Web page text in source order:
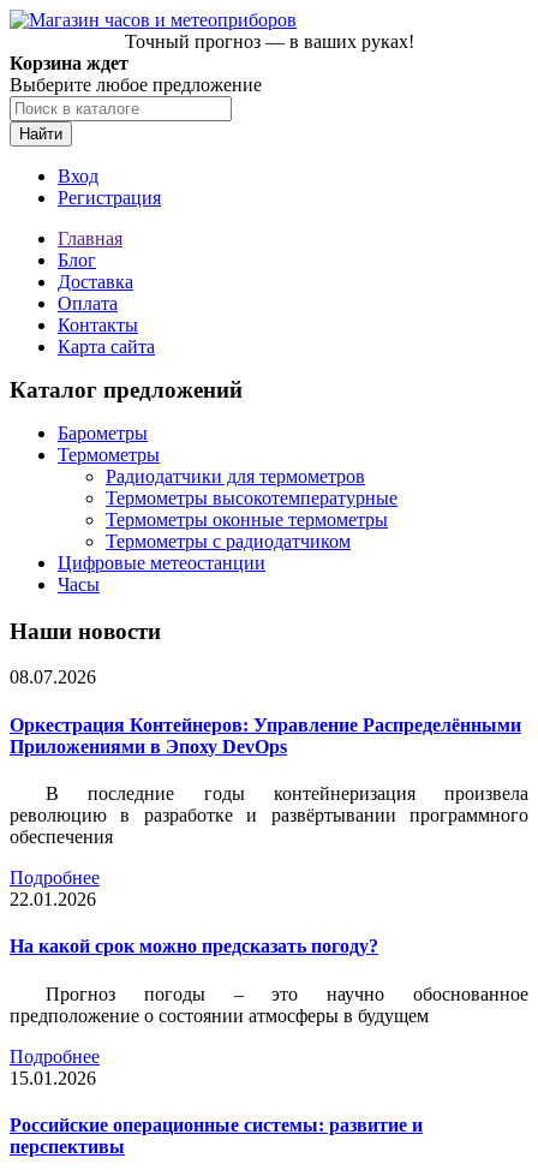
Точный прогноз — в ваших руках!
Корзина ждет
Выберите любое предложение
Найти
Вход
Регистрация
Главная
Блог
Доставка
Оплата
Контакты
Карта сайта
Каталог предложений
Барометры
Термометры
Радиодатчики для термометров
Термометры высокотемпературные
Термометры оконные термометры
Термометры с радиодатчиком
Цифровые метеостанции
Часы
Наши новости
08.07.2026
Оркестрация Контейнеров: Управление Распределёнными
Приложениями в Эпоху DevOps
В последние годы контейнеризация произвела
революцию в разработке и развёртывании программного
обеспечения
Подробнее
22.01.2026
На какой срок можно предсказать погоду?
Прогноз погоды – это научно обоснованное
предположение о состоянии атмосферы в будущем
Подробнее
15.01.2026
Российские операционные системы: развитие и
перспективы